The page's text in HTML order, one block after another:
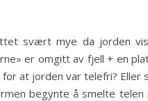
svært mye da jorden
er omgitt av fjell + en
at jorden var telefri? Eller
begynte å smelte telen